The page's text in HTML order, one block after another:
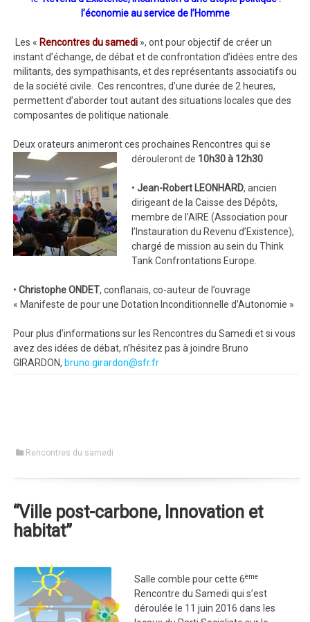
l’économie au service de l’Homme
Les « Rencontres du samedi », ont pour objectif de créer un
instant d’échange, de débat et de confrontation d’idées entre des
militants, des sympathisants, et des représentants associatifs ou
de la société civile. Ces rencontres, d’une durée de 2 heures,
permettent d’aborder tout autant des situations locales que des
composantes de politique nationale.
Deux orateurs animeront ces prochaines Rencontres qui se
dérouleront de 10h30 à 12h30
•Jean-Robert LEONHARD, ancien
dirigeant de la Caisse des Dépôts,
membre de l’AIRE (Association pour
l’Instauration du Revenu d’Existence),
chargé de mission au sein du Think
Tank Confrontations Europe.
•Christophe ONDET, conflanais, co-auteur de l’ouvrage
« Manifeste de pour une Dotation Inconditionnelle d’Autonomie »
Pour plus d’informations sur les Rencontres du Samedi et si vous
avez des idées de débat, n’hésitez pas à joindre Bruno
GIRARDON, bruno.girardon@sfr.fr
Rencontres du samedi
“Ville post-carbone, Innovation et
habitat”
Salle comble pour cette 6ème
Rencontre du Samedi qui s’est
déroulée le 11 juin 2016 dans les